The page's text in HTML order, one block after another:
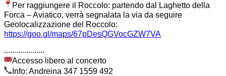
Per raggiungere il Roccolo: partendo dal Laghetto della
Forca – Aviatico, verrà segnalata la via da seguire
Geolocalizzazione del Roccolo:
https://goo.gl/maps/67pDesQGVocGZW7VA
....................
Accesso libero al concerto
Info: Andreina 347 1559 492